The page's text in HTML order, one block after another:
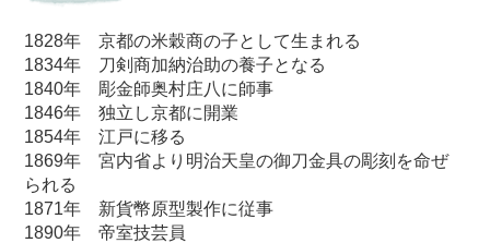
1828年 京都の米穀商の子として生まれる
1834年 刀剣商加納治助の養子となる
1840年 彫金師奥村庄八に師事
1846年 独立し京都に開業
1854年 江戸に移る
1869年 宮内省より明治天皇の御刀金具の彫刻を命ぜ
られる
1871年 新貨幣原型製作に従事
1890年 帝室技芸員